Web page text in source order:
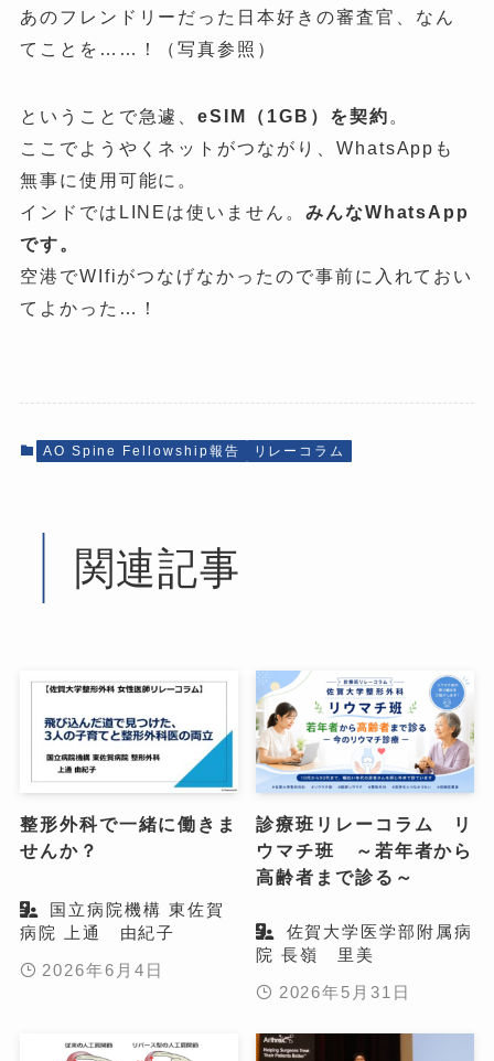
あのフレンドリーだった日本好きの審査官、なん
てことを……！（写真参照）
ということで急遽、eSIM（1GB）を契約 。
ここでようやくネットがつながり、WhatsAppも
無事に使用可能に。
インドではLINEは使いません。 みんなWhatsApp
です。
空港でWIfiがつなげなかったので事前に入れておい
てよかった…！
AO Spine Fellowship報告 リレーコラム
関連記事
整形外科で一緒に働きま
せんか？
国立病院機構 東佐賀
病院 上通 由紀子
2026年6月4日
診療班リレーコラム リ
ウマチ班 ～若年者から
高齢者まで診る～
佐賀大学医学部附属病
院 長嶺 里美
2026年5月31日